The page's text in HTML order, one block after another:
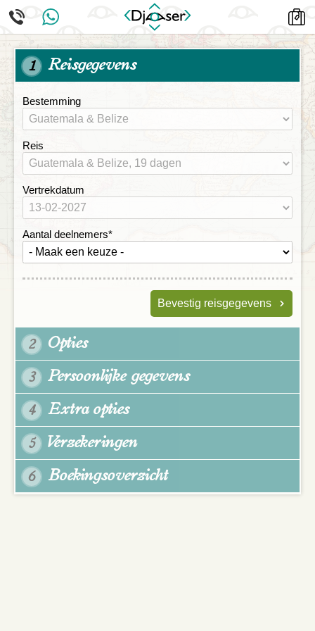
1 Reisgegevens
Bestemming
Reis
Vertrekdatum
Aantal deelnemers*
Bevestig reisgegevens
2 Opties
3 Persoonlijke gegevens
4 Extra opties
5 Verzekeringen
6 Boekingsoverzicht